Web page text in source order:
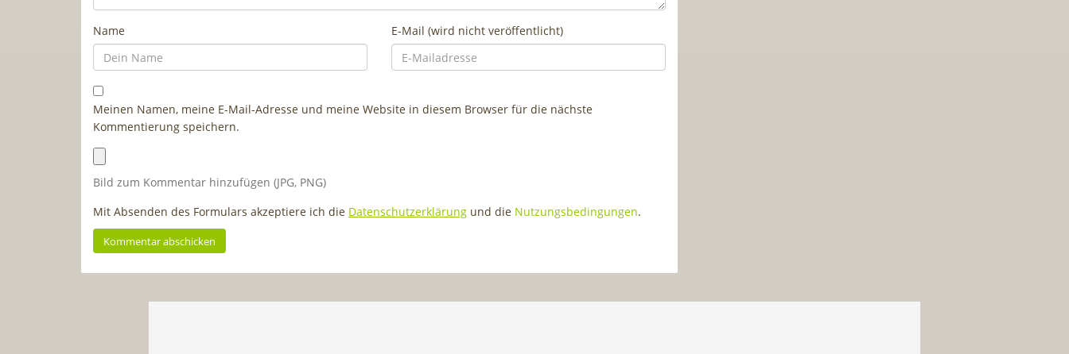
Name E-Mail (wird nicht veröffentlicht)
Meinen Namen, meine E-Mail-Adresse und meine Website in diesem Browser für die nächste
Kommentierung speichern.
Bild zum Kommentar hinzufügen (JPG, PNG)
Mit Absenden des Formulars akzeptiere ich die Datenschutzerklärung und die Nutzungsbedingungen.